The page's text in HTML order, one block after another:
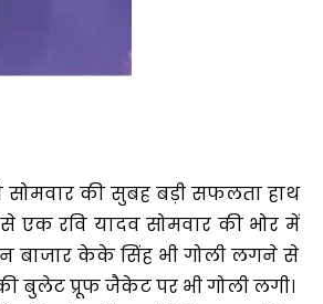
सोमवार की सुबह बड़ी सफलता हाथ
एक रवि यादव सोमवार की भोर में
बाजार केके सिंह भी गोली लगने से
बुलेट प्रूफ जैकेट पर भी गोली लगी।